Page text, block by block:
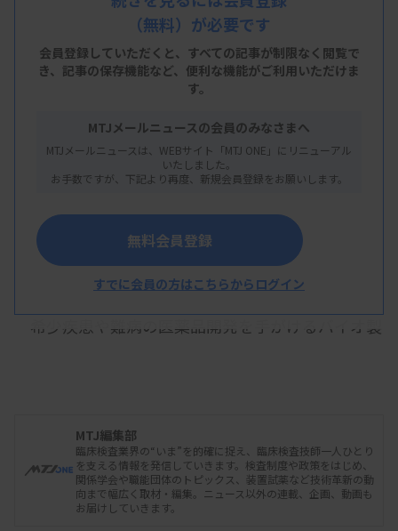
ACRLが入居する川崎生命科学・環境研究センター（川崎市）
希少疾患や難病の医薬品開発を手がけるバイオ製
ニカルリサーチラボラトリー」（ACRL、川崎市）
のPCR検査装置などを増強するなどして機能を強化
する。自治体からの受託を増やすことで、現在年2
万件の検査受託件数を拡大していく方針だ。
（無料）が必要です
会員登録していただくと、すべての記事が制限なく閲覧で
き、 記事の保存機能など、便利な機能がご利用いただけま
す。
MTJメールニュースの会員のみなさまへ
MTJメールニュースは、WEBサイト「MTJ ONE」にリニューアル
いたしました。
お手数ですが、下記より再度、新規会員登録をお願いします。
無料会員登録
すでに会員の方はこちらからログイン
MTJ編集部
臨床検査業界の“いま”を的確に捉え、臨床検査技師一人ひとり
を支える情報を発信していきます。検査制度や政策をはじめ、
関係学会や職能団体のトピックス、装置試薬など技術革新の動
向まで幅広く取材・編集。ニュース以外の連載、企画、動画も
お届けしていきます。